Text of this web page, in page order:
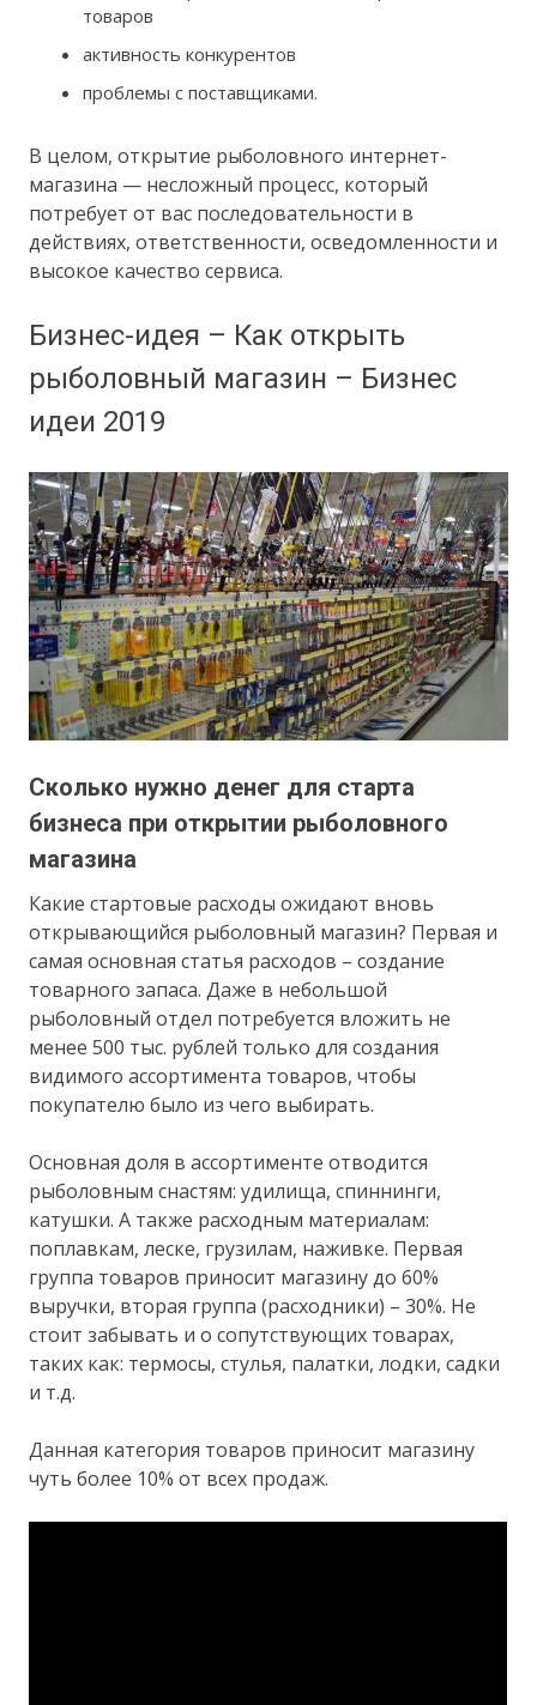
товаров
активность конкурентов
проблемы с поставщиками.
В целом, открытие рыболовного интернет-
магазина — несложный процесс, который
потребует от вас последовательности в
действиях, ответственности, осведомленности и
высокое качество сервиса.
Бизнес-идея – Как открыть
рыболовный магазин – Бизнес
идеи 2019
Сколько нужно денег для старта
бизнеса при открытии рыболовного
магазина
Какие стартовые расходы ожидают вновь
открывающийся рыболовный магазин? Первая и
самая основная статья расходов – создание
товарного запаса. Даже в небольшой
рыболовный отдел потребуется вложить не
менее 500 тыс. рублей только для создания
видимого ассортимента товаров, чтобы
покупателю было из чего выбирать.
Основная доля в ассортименте отводится
рыболовным снастям: удилища, спиннинги,
катушки. А также расходным материалам:
поплавкам, леске, грузилам, наживке. Первая
группа товаров приносит магазину до 60%
выручки, вторая группа (расходники) – 30%. Не
стоит забывать и о сопутствующих товарах,
таких как: термосы, стулья, палатки, лодки, садки
и т.д.
Данная категория товаров приносит магазину
чуть более 10% от всех продаж.